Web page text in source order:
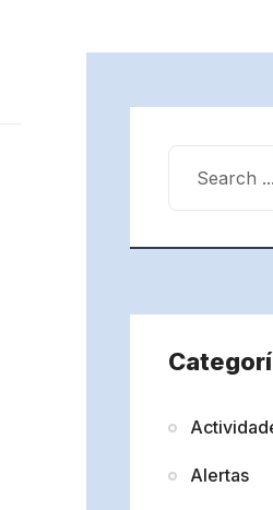
Alertas